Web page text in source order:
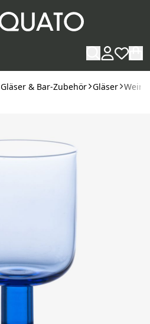
Gläser & Bar-Zubehör Gläser Wein,